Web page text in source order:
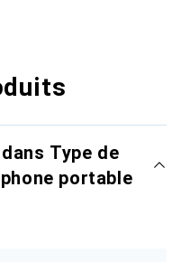
Type de
portable